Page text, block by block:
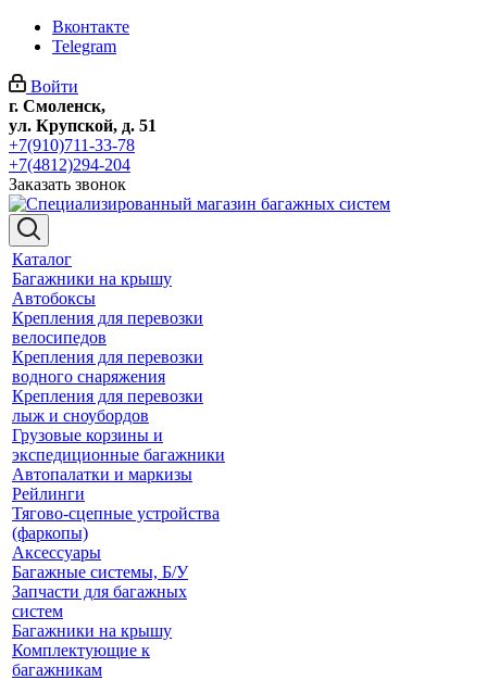
Вконтакте
Telegram
Войти
г. Смоленск,
ул. Крупской, д. 51
+7(910)711-33-78
+7(4812)294-204
Заказать звонок
Каталог
Багажники на крышу
Автобоксы
Крепления для перевозки
велосипедов
Крепления для перевозки
водного снаряжения
Крепления для перевозки
лыж и сноубордов
Грузовые корзины и
экспедиционные багажники
Автопалатки и маркизы
Рейлинги
Тягово-сцепные устройства
(фаркопы)
Аксессуары
Багажные системы, Б/У
Запчасти для багажных
систем
Багажники на крышу
Комплектующие к
багажникам